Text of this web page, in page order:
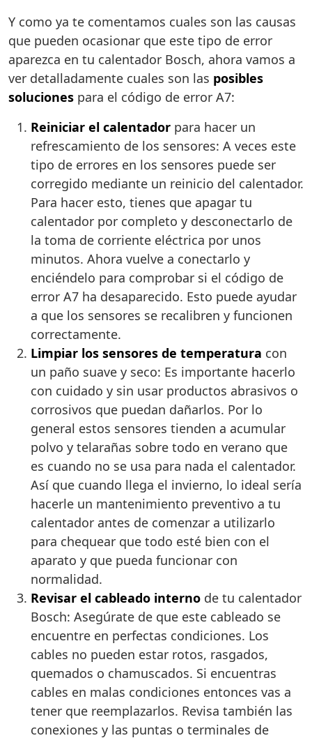
Y como ya te comentamos cuales son las causas
que pueden ocasionar que este tipo de error
aparezca en tu calentador Bosch, ahora vamos a
ver detalladamente cuales son las posibles
soluciones para el código de error A7:
Reiniciar el calentador para hacer un
refrescamiento de los sensores: A veces este
tipo de errores en los sensores puede ser
corregido mediante un reinicio del calentador.
Para hacer esto, tienes que apagar tu
calentador por completo y desconectarlo de
la toma de corriente eléctrica por unos
minutos. Ahora vuelve a conectarlo y
enciéndelo para comprobar si el código de
error A7 ha desaparecido. Esto puede ayudar
a que los sensores se recalibren y funcionen
correctamente.
Limpiar los sensores de temperatura con
un paño suave y seco: Es importante hacerlo
con cuidado y sin usar productos abrasivos o
corrosivos que puedan dañarlos. Por lo
general estos sensores tienden a acumular
polvo y telarañas sobre todo en verano que
es cuando no se usa para nada el calentador.
Así que cuando llega el invierno, lo ideal sería
hacerle un mantenimiento preventivo a tu
calentador antes de comenzar a utilizarlo
para chequear que todo esté bien con el
aparato y que pueda funcionar con
normalidad.
Revisar el cableado interno de tu calentador
Bosch: Asegúrate de que este cableado se
encuentre en perfectas condiciones. Los
cables no pueden estar rotos, rasgados,
quemados o chamuscados. Si encuentras
cables en malas condiciones entonces vas a
tener que reemplazarlos. Revisa también las
conexiones y las puntas o terminales de